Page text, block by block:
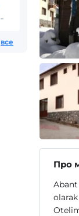
все
Про
Abant